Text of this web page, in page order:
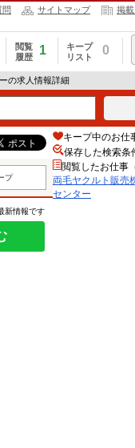
問 サイトマップ 掲
閲覧
履歴
1
キープ
リスト
0
の求人情報詳細
プ
新情報です
キープ中のお仕
保存した検索条
閲覧したお仕事
両毛ヤクルト販売
センター